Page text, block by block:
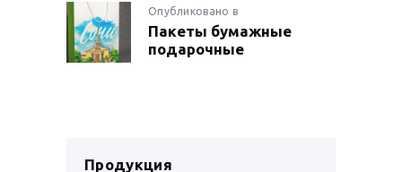
НАВИГАЦИЯ
ПО
Опубликовано вПредыдущая
запись:
Пакеты бумажные
подарочные
Продукция